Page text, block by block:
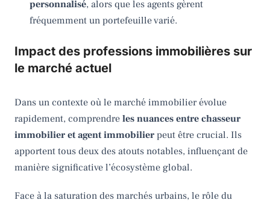
personnalisé, alors que les agents gèrent
fréquemment un portefeuille varié.
Impact des professions immobilières sur
le marché actuel
Dans un contexte où le marché immobilier évolue
rapidement, comprendre les nuances entre chasseur
immobilier et agent immobilier peut être crucial. Ils
apportent tous deux des atouts notables, influençant de
manière significative l’écosystème global.
Face à la saturation des marchés urbains, le rôle du